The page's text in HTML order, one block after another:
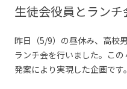
生徒会役員とランチ
昨日（5/9）の昼休み、高校
ランチ会を行いました。こ
発案により実現した企画です。